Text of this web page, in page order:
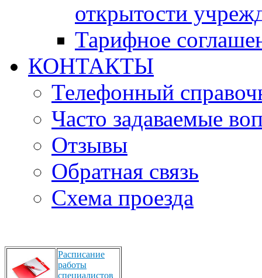
открытости
Тарифное
КОНТАКТЫ
Телефонный
Часто задаваемые
Отзывы
Обратная связь
Схема проезда
Расписание
работы
специалистов